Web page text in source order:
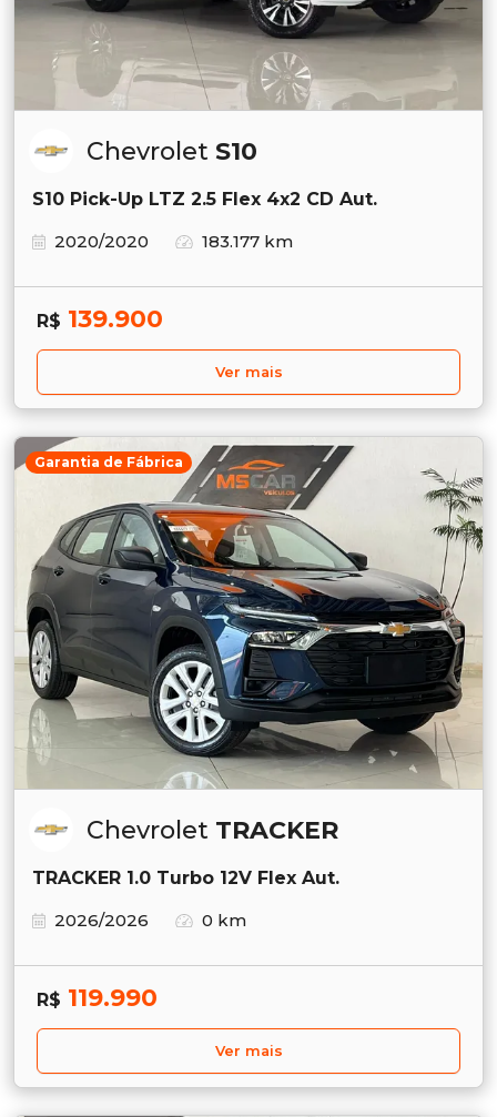
Chevrolet S10
S10 Pick-Up LTZ 2.5 Flex 4x2 CD Aut.
2020/2020
183.177 km
R$ 139.900
Ver mais
Garantia de Fábrica
Chevrolet TRACKER
TRACKER 1.0 Turbo 12V Flex Aut.
2026/2026
0 km
R$ 119.990
Ver mais